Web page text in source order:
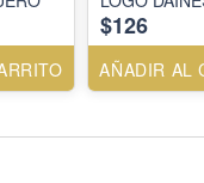
$126
AÑADIR AL